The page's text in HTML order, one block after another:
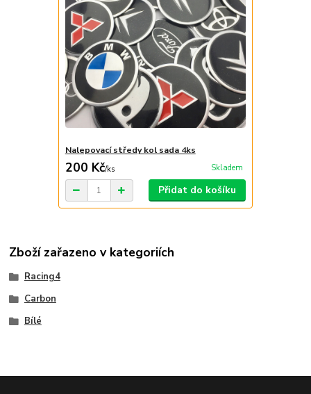
Nalepovací středy kol sada 4ks
200 Kč/ks Skladem
Přidat do košíku
Zboží zařazeno v kategoriích
Racing4
Carbon
Bílé